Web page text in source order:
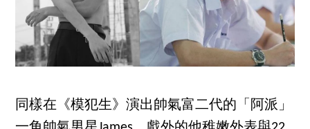
同樣在《模犯生》演出帥氣富二代的「阿派」